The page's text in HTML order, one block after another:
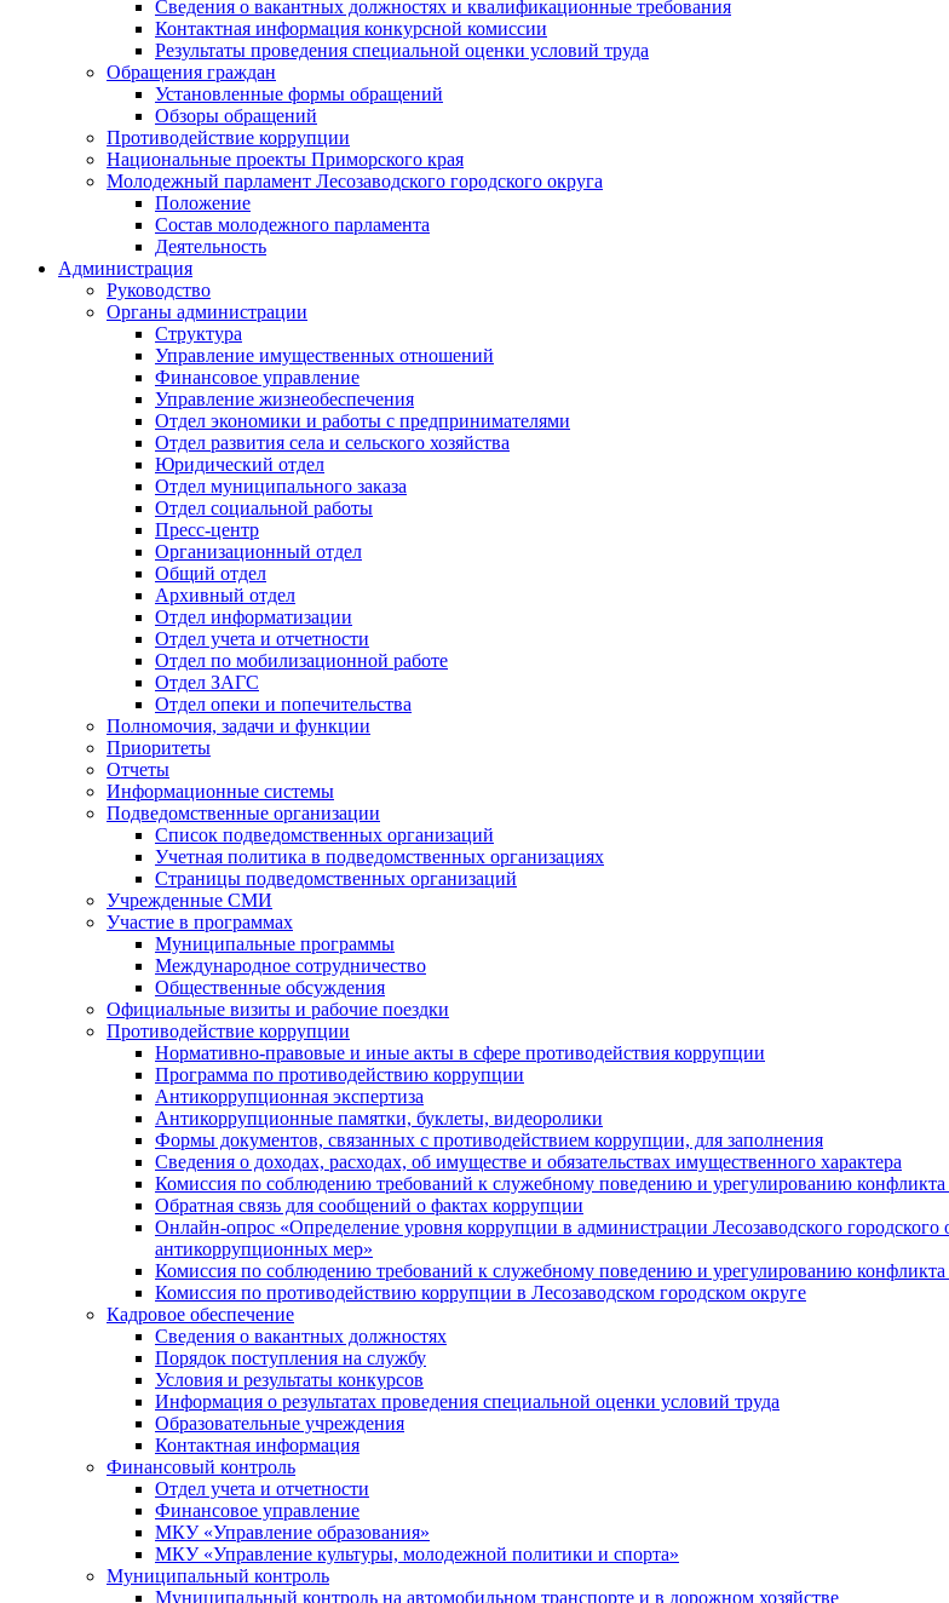
Сведения о вакантных должностях и квалификационные требования
Контактная информация конкурсной комиссии
Результаты проведения специальной оценки условий труда
Обращения граждан
Установленные формы обращений
Обзоры обращений
Противодействие коррупции
Национальные проекты Приморского края
Молодежный парламент Лесозаводского городского округа
Положение
Состав молодежного парламента
Деятельность
Администрация
Руководство
Органы администрации
Структура
Управление имущественных отношений
Финансовое управление
Управление жизнеобеспечения
Отдел экономики и работы с предпринимателями
Отдел развития села и сельского хозяйства
Юридический отдел
Отдел муниципального заказа
Отдел социальной работы
Пресс-центр
Организационный отдел
Общий отдел
Архивный отдел
Отдел информатизации
Отдел учета и отчетности
Отдел по мобилизационной работе
Отдел ЗАГС
Отдел опеки и попечительства
Полномочия, задачи и функции
Приоритеты
Отчеты
Информационные системы
Подведомственные организации
Список подведомственных организаций
Учетная политика в подведомственных организациях
Страницы подведомственных организаций
Учрежденные СМИ
Участие в программах
Муниципальные программы
Международное сотрудничество
Общественные обсуждения
Официальные визиты и рабочие поездки
Противодействие коррупции
Нормативно-правовые и иные акты в сфере противодействия коррупции
Программа по противодействию коррупции
Антикоррупционная экспертиза
Антикоррупционные памятки, буклеты, видеоролики
Формы документов, связанных с противодействием коррупции, для заполнения
Сведения о доходах, расходах, об имуществе и обязательствах имущественного характера
Комиссия по соблюдению требований к служебному поведению и урегулированию конфликта
Обратная связь для сообщений о фактах коррупции
Онлайн-опрос «Определение уровня коррупции в администрации Лесозаводского
антикоррупционных мер»
Комиссия по соблюдению требований к служебному поведению и урегулированию
Комиссия по противодействию коррупции в Лесозаводском городском округе
Кадровое обеспечение
Сведения о вакантных должностях
Порядок поступления на службу
Условия и результаты конкурсов
Информация о результатах проведения специальной оценки условий труда
Образовательные учреждения
Контактная информация
Финансовый контроль
Отдел учета и отчетности
Финансовое управление
МКУ «Управление образования»
МКУ «Управление культуры, молодежной политики и спорта»
Муниципальный контроль
Муниципальный контроль на автомобильном транспорте и в дорожном хозяйстве